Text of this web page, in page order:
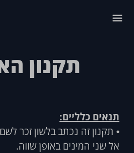
תקנון
תנאים כלליים:
⦁ תקנון זה נכתב בלשון זכר
אל שני המינים באופן שווה.